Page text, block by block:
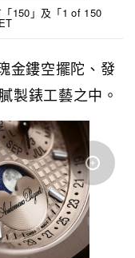
150」及「1 of 150
金鏤空擺陀、發
製錶工藝之中。